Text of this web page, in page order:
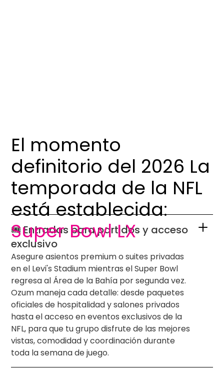
El momento
definitorio del 2026 La
temporada de la NFL
está establecida:
Super Bowl LX
🎟️ Entradas para partidos y acceso
exclusivo
Asegure asientos premium o suites privadas
en el Levi's Stadium mientras el Super Bowl
regresa al Área de la Bahía por segunda vez.
Ozum maneja cada detalle: desde paquetes
oficiales de hospitalidad y salones privados
hasta el acceso en eventos exclusivos de la
NFL, para que tu grupo disfrute de las mejores
vistas, comodidad y coordinación durante
toda la semana de juego.